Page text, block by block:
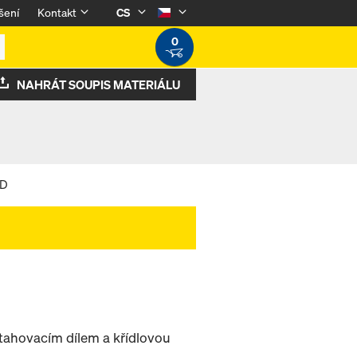
Kontakt
CS
0
NAHRÁT SOUPIS MATERIÁLU
dílem a křídlovou